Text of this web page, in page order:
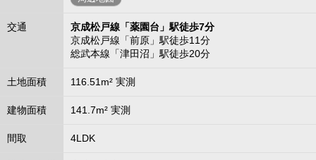
交通
京成松戸線「薬園台」駅徒歩7分
京成松戸線「前原」駅徒歩11分
総武本線「津田沼」駅徒歩20分
土地面積 116.51m² 実測
建物面積 141.7m² 実測
間取 4LDK